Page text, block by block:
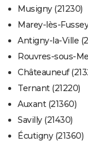
Musigny (21230)
Marey-lès-
Antigny-la-Ville
Rouvres-sous-
Châteauneuf
Ternant (21220)
Auxant (21360)
Savilly (21430)
Écutigny (21360)